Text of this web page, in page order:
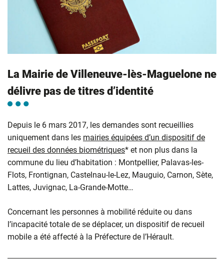
La Mairie de Villeneuve-lès-Maguelone ne
délivre pas de titres d’identité
Depuis le 6 mars 2017, les demandes sont recueillies
uniquement dans les mairies équipées d’un dispositif de
recueil des données biométriques* et non plus dans la
commune du lieu d’habitation : Montpellier, Palavas-les-
Flots, Frontignan, Castelnau-le-Lez, Mauguio, Carnon, Sète,
Lattes, Juvignac, La-Grande-Motte…
Concernant les personnes à mobilité réduite ou dans
l’incapacité totale de se déplacer, un dispositif de recueil
mobile a été affecté à la Préfecture de l’Hérault.